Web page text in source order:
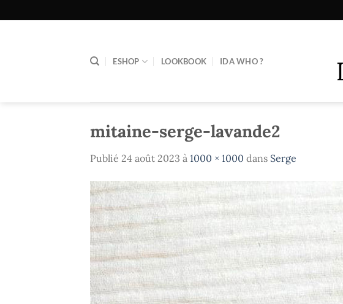
au
ESHOP LOOKBOOK IDA WHO ?
mitaine-serge-lavande2
Publié 24 août 2023 à 1000 × 1000 dans Serge